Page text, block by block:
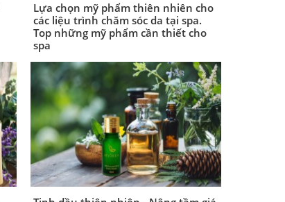
Lựa chọn mỹ phẩm thiên nhiên cho
các liệu trình chăm sóc da tại spa.
Top những mỹ phẩm cần thiết cho
spa